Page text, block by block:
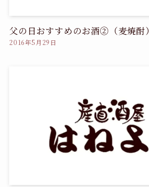
父の日おすすめのお酒②（麦焼酎）
2016年5月29日